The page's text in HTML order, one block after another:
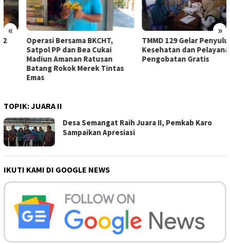
« »
Operasi Bersama BKCHT,
Satpol PP dan Bea Cukai
Madiun Amanan Ratusan
Batang Rokok Merek Tintas
TMMD 129 Gelar Penyuluhan
Kesehatan dan Pelayanan
Pengobatan Gratis
TOPIK:JUARA II
Desa Semangat Raih Juara II, Pemkab Karo
Sampaikan Apresiasi
IKUTI KAMI DI GOOGLE NEWS